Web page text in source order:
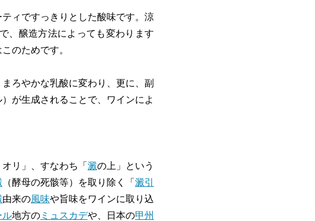
ィですっきりとした酸味です。涼
、醸造方法によっても変わります
のためです。
ろやかな乳酸に変わり、更に、副
が生成されることで、ワインによ
オリ」、すなわち「 澱の上」という
（酵母の死骸等）を取り除く「 澱引
由来の風味や旨味をワインに取り込
ル地方の ミュスカデや、日本の甲州